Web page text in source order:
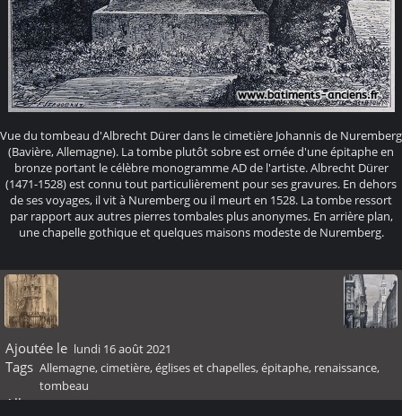
Vue du tombeau d'Albrecht Dürer dans le cimetière Johannis de Nuremberg
(Bavière, Allemagne). La tombe plutôt sobre est ornée d'une épitaphe en
bronze portant le célèbre monogramme AD de l'artiste. Albrecht Dürer
(1471-1528) est connu tout particulièrement pour ses gravures. En dehors
de ses voyages, il vit à Nuremberg ou il meurt en 1528. La tombe ressort
par rapport aux autres pierres tombales plus anonymes. En arrière plan,
une chapelle gothique et quelques maisons modeste de Nuremberg.
Ajoutée le lundi 16 août 2021
Tags Allemagne,cimetière,églises et chapelles,épitaphe, renaissance,
tombeau
Albums Renaissance